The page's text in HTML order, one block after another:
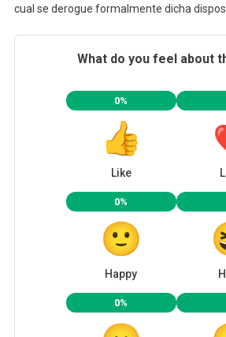
cual se derogue formalmente dicha
What do you feel about
0%
Like
0%
Happy
0%